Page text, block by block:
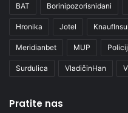
BAT Borinipozorisnidani
Hronika Jotel
Meridianbet MUP
Surdulica VladičinHan
Pratite nas